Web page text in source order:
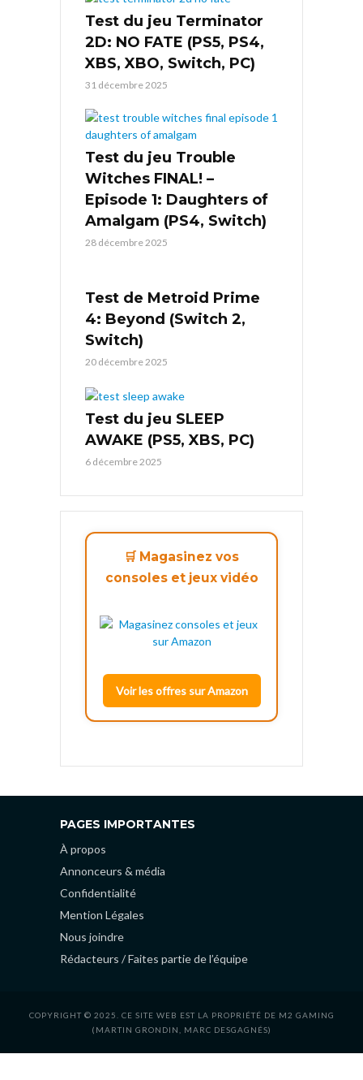
Test du jeu Terminator
2D: NO FATE (PS5, PS4,
XBS, XBO, Switch, PC)
31 décembre 2025
Test du jeu Trouble
Witches FINAL! –
Episode 1: Daughters of
Amalgam (PS4, Switch)
28 décembre 2025
Test de Metroid Prime
4: Beyond (Switch 2,
Switch)
20 décembre 2025
Test du jeu SLEEP
AWAKE (PS5, XBS, PC)
6 décembre 2025
🛒 Magasinez vos
consoles et jeux vidéo
Voir les offres sur Amazon
PAGES IMPORTANTES
À propos
Annonceurs & média
Confidentialité
Mention Légales
Nous joindre
Rédacteurs / Faites partie de l’équipe
COPYRIGHT © 2025. CE SITE WEB EST LA PROPRIÉTÉ DE M2 GAMING
(MARTIN GRONDIN, MARC DESGAGNÉS)